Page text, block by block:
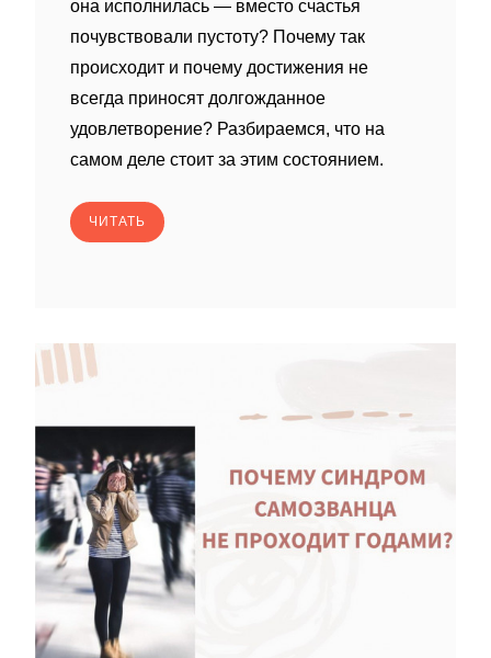
она исполнилась — вместо счастья
почувствовали пустоту? Почему так
происходит и почему достижения не
всегда приносят долгожданное
удовлетворение? Разбираемся, что на
самом деле стоит за этим состоянием.
ЧИТАТЬ